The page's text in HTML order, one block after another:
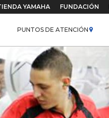
YAMAHA FUNDACIÓN
PUNTOS DE ATENCIÓN